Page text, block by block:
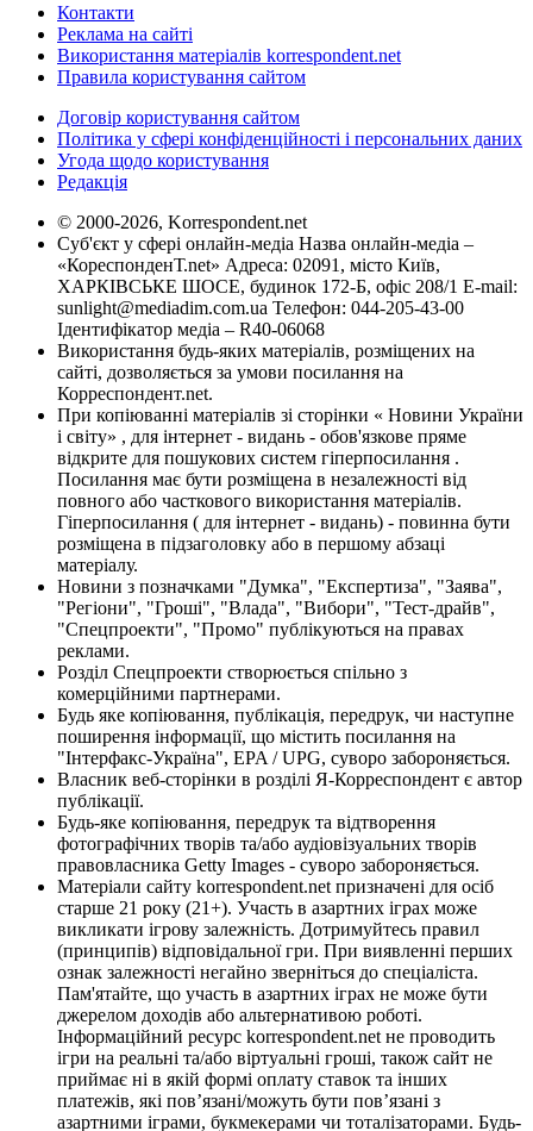
Контакти
Реклама на сайті
Використання матеріалів korrespondent.net
Правила користування сайтом
Договір користування сайтом
Політика у сфері конфіденційності і персональних даних
Угода щодо користування
Редакція
© 2000-2026, Korrespondent.net
Суб'єкт у сфері онлайн-медіа Назва онлайн-медіа –
«КореспонденТ.net» Адреса: 02091, місто Київ,
ХАРКІВСЬКЕ ШОСЕ, будинок 172-Б, офіс 208/1 E-mail:
sunlight@mediadim.com.ua Телефон: 044-205-43-00
Ідентифікатор медіа – R40-06068
Використання будь-яких матеріалів, розміщених на
сайті, дозволяється за умови посилання на
Корреспондент.net.
При копіюванні матеріалів зі сторінки « Новини України
і світу» , для інтернет - видань - обов'язкове пряме
відкрите для пошукових систем гіперпосилання .
Посилання має бути розміщена в незалежності від
повного або часткового використання матеріалів.
Гіперпосилання ( для інтернет - видань) - повинна бути
розміщена в підзаголовку або в першому абзаці
матеріалу.
Новини з позначками "Думка", "Експертиза", "Заява",
"Регіони", "Гроші", "Влада", "Вибори", "Тест-драйв",
"Спецпроекти", "Промо" публікуються на правах
реклами.
Розділ Спецпроекти створюється спільно з
комерційними партнерами.
Будь яке копіювання, публікація, передрук, чи наступне
поширення інформації, що містить посилання на
"Інтерфакс-Україна", EPA / UPG, суворо забороняється.
Власник веб-сторінки в розділі Я-Корреспондент є автор
публікації.
Будь-яке копіювання, передрук та відтворення
фотографічних творів та/або аудіовізуальних творів
правовласника Getty Images - суворо забороняється.
Матеріали сайту korrespondent.net призначені для осіб
старше 21 року (21+). Участь в азартних іграх може
викликати ігрову залежність. Дотримуйтесь правил
(принципів) відповідальної гри. При виявленні перших
ознак залежності негайно зверніться до спеціаліста.
Пам'ятайте, що участь в азартних іграх не може бути
джерелом доходів або альтернативою роботі.
Інформаційний ресурс korrespondent.net не проводить
ігри на реальні та/або віртуальні гроші, також сайт не
приймає ні в якій формі оплату ставок та інших
платежів, які пов’язані/можуть бути пов’язані з
азартними іграми, букмекерами чи тоталізаторами. Будь-